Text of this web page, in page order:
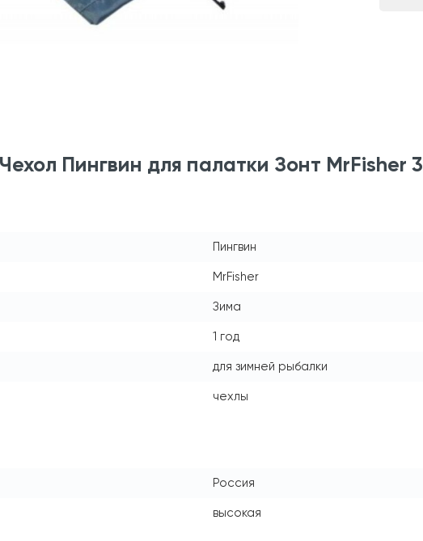
Пингвин для палатки Зонт MrFisher 3
Пингвин
MrFisher
Зима
1 год
для зимней рыбалки
чехлы
Россия
высокая